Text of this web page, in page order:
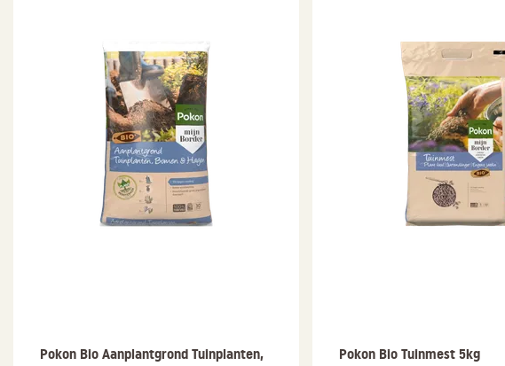
Pokon Bio Aanplantgrond Tuinplanten,
Pokon Bio Tuinmest 5kg